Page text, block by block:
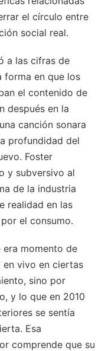
el círculo entre
social real.
a las cifras de
forma en que los
el contenido de
después en la
canción sonara
profundidad del
Foster
y subversivo al
de la industria
realidad en las
el consumo.
era momento de
vivo en ciertas
sino por
y lo que en 2010
se sentía
Esa
comprende que su